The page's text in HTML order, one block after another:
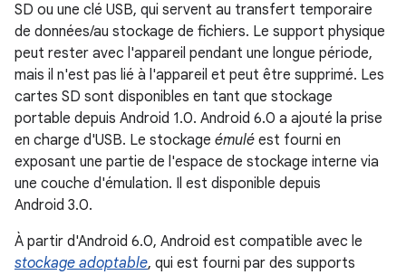
SD ou une clé USB, qui servent au transfert temporaire
de données/au stockage de fichiers. Le support physique
peut rester avec l'appareil pendant une longue période,
mais il n'est pas lié à l'appareil et peut être supprimé. Les
cartes SD sont disponibles en tant que stockage
portable depuis Android 1.0. Android 6.0 a ajouté la prise
en charge d'USB. Le stockage émulé est fourni en
exposant une partie de l'espace de stockage interne via
une couche d'émulation. Il est disponible depuis
Android 3.0.
À partir d'Android 6.0, Android est compatible avec le
stockage adoptable, qui est fourni par des supports